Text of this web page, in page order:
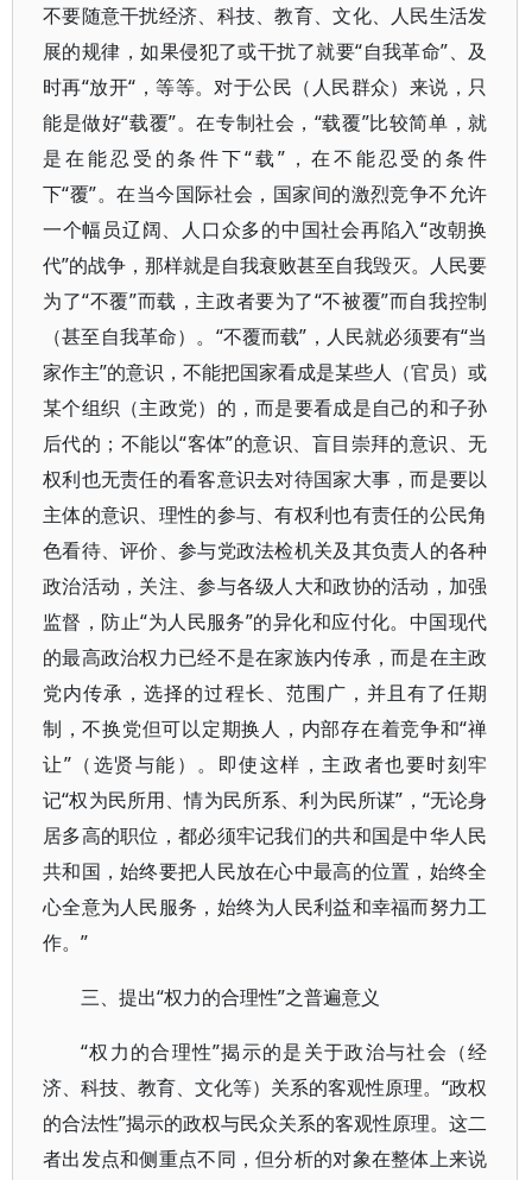
不要随意干扰经济、科技、教育、文化、人民生活发
展的规律，如果侵犯了或干扰了就要“自我革命”、及
时再“放开“，等等。对于公民（人民群众）来说，只
能是做好“载覆”。在专制社会，“载覆”比较简单，就
是在能忍受的条件下“载”，在不能忍受的条件
下“覆”。在当今国际社会，国家间的激烈竞争不允许
一个幅员辽阔、人口众多的中国社会再陷入“改朝换
代”的战争，那样就是自我衰败甚至自我毁灭。人民要
为了“不覆”而载，主政者要为了“不被覆”而自我控制
（甚至自我革命）。“不覆而载”，人民就必须要有“当
家作主”的意识，不能把国家看成是某些人（官员）或
某个组织（主政党）的，而是要看成是自己的和子孙
后代的；不能以“客体”的意识、盲目崇拜的意识、无
权利也无责任的看客意识去对待国家大事，而是要以
主体的意识、理性的参与、有权利也有责任的公民角
色看待、评价、参与党政法检机关及其负责人的各种
政治活动，关注、参与各级人大和政协的活动，加强
监督，防止“为人民服务”的异化和应付化。中国现代
的最高政治权力已经不是在家族内传承，而是在主政
党内传承，选择的过程长、范围广，并且有了任期
制，不换党但可以定期换人，内部存在着竞争和“禅
让”（选贤与能）。即使这样，主政者也要时刻牢
记“权为民所用、情为民所系、利为民所谋”，“无论身
居多高的职位，都必须牢记我们的共和国是中华人民
共和国，始终要把人民放在心中最高的位置，始终全
心全意为人民服务，始终为人民利益和幸福而努力工
作。”
三、提出“权力的合理性”之普遍意义
“权力的合理性”揭示的是关于政治与社会（经
济、科技、教育、文化等）关系的客观性原理。“政权
的合法性”揭示的政权与民众关系的客观性原理。这二
者出发点和侧重点不同，但分析的对象在整体上来说